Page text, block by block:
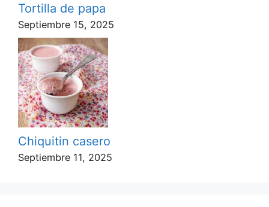
Tortilla de papa
Septiembre 15, 2025
Chiquitin casero
Septiembre 11, 2025